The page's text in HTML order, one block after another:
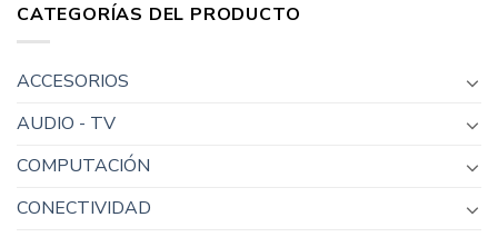
CATEGORÍAS DEL PRODUCTO
ACCESORIOS
AUDIO - TV
COMPUTACIÓN
CONECTIVIDAD